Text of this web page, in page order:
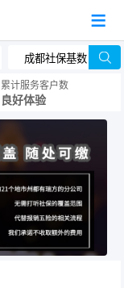
累计服务客户数
良好体验